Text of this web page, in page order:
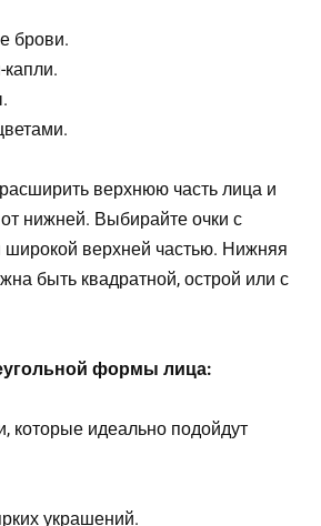
брови.
капли.
верхнюю часть лица и
нижней. Выбирайте очки с
широкой верхней частью. Нижняя
быть квадратной, острой или с
формы лица:
украшений.